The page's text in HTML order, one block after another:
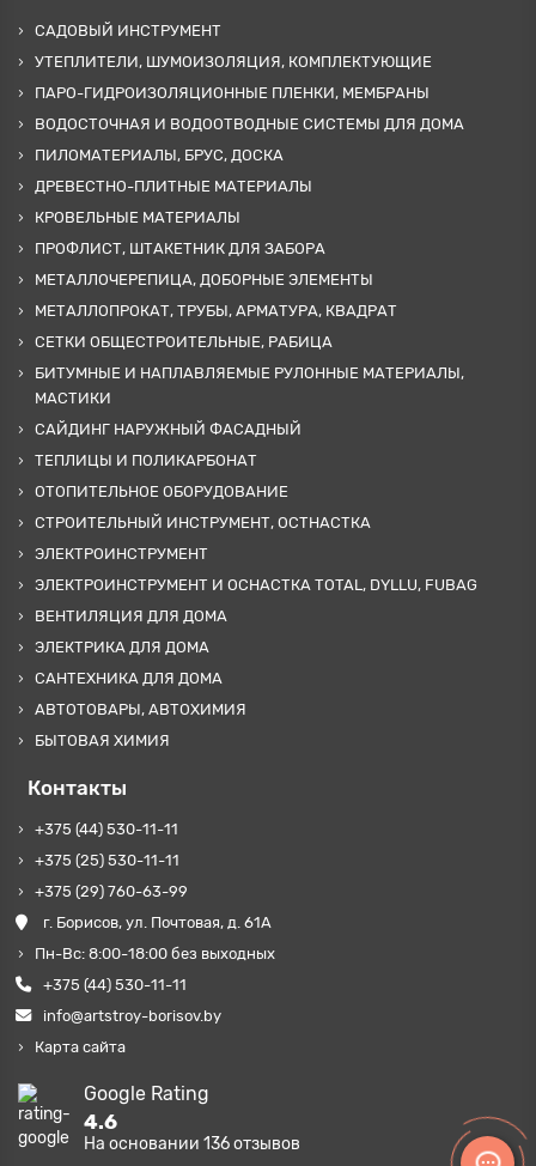
САДОВЫЙ ИНСТРУМЕНТ
УТЕПЛИТЕЛИ, ШУМОИЗОЛЯЦИЯ, КОМПЛЕКТУЮЩИЕ
ПАРО-ГИДРОИЗОЛЯЦИОННЫЕ ПЛЕНКИ, МЕМБРАНЫ
ВОДОСТОЧНАЯ И ВОДООТВОДНЫЕ СИСТЕМЫ ДЛЯ ДОМА
ПИЛОМАТЕРИАЛЫ, БРУС, ДОСКА
ДРЕВЕСТНО-ПЛИТНЫЕ МАТЕРИАЛЫ
КРОВЕЛЬНЫЕ МАТЕРИАЛЫ
ПРОФЛИСТ, ШТАКЕТНИК ДЛЯ ЗАБОРА
МЕТАЛЛОЧЕРЕПИЦА, ДОБОРНЫЕ ЭЛЕМЕНТЫ
МЕТАЛЛОПРОКАТ, ТРУБЫ, АРМАТУРА, КВАДРАТ
СЕТКИ ОБЩЕСТРОИТЕЛЬНЫЕ, РАБИЦА
БИТУМНЫЕ И НАПЛАВЛЯЕМЫЕ РУЛОННЫЕ МАТЕРИАЛЫ,
МАСТИКИ
САЙДИНГ НАРУЖНЫЙ ФАСАДНЫЙ
ТЕПЛИЦЫ И ПОЛИКАРБОНАТ
ОТОПИТЕЛЬНОЕ ОБОРУДОВАНИЕ
СТРОИТЕЛЬНЫЙ ИНСТРУМЕНТ, ОСТНАСТКА
ЭЛЕКТРОИНСТРУМЕНТ
ЭЛЕКТРОИНСТРУМЕНТ И ОСНАСТКА TOTAL, DYLLU, FUBAG
ВЕНТИЛЯЦИЯ ДЛЯ ДОМА
ЭЛЕКТРИКА ДЛЯ ДОМА
САНТЕХНИКА ДЛЯ ДОМА
АВТОТОВАРЫ, АВТОХИМИЯ
БЫТОВАЯ ХИМИЯ
Контакты
+375 (44) 530-11-11
+375 (25) 530-11-11
+375 (29) 760-63-99
г. Борисов, ул. Почтовая, д. 61А
Пн-Вс: 8:00-18:00 без выходных
+375 (44) 530-11-11
info@artstroy-borisov.by
Карта сайта
Google Rating
4.6
На основании 136отзывов